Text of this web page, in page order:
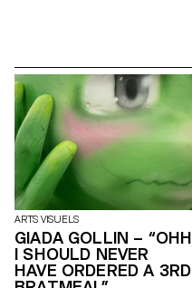
dentelle et de la colle. Un
collage : une simultanéité ; un
éblouissement visuel, une
superposition, un message
final pour les sens. (…)"
ARTS VISUELS
GIADA GOLLIN – “OHH
I SHOULD NEVER
HAVE ORDERED A 3RD